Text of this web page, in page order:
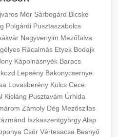
Mór Sárbogárd Bicske
Polgárdi Pusztaszabolcs
Nagyvenyim Mezőfalva
Rácalmás Etyek Bodajk
Kápolnásnyék Baracs
Lepsény Bakonycsernye
Lovasberény Kulcs Cece
Kisláng Pusztavám Úrhida
Zámoly Dég Mezőszilas
IszkaszentgyörgyAlap
Csór Vértesacsa Besnyő